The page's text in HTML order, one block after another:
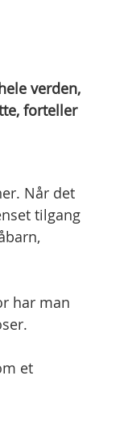
verden,
forteller
Når det
tilgang
har man
et